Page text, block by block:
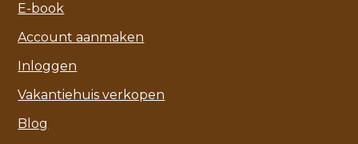
E-book
Account aanmaken
Inloggen
Vakantiehuis verkopen
Blog